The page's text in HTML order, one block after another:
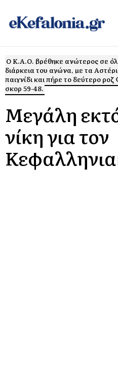
Ο Κ.Α.Ο. βρέθηκε ανώτερος σε
διάρκεια του αγώνα, με τα
παιχνίδι και πήρε το δεύτερο
σκορ 59-48.
Μεγάλη
νίκη για τον